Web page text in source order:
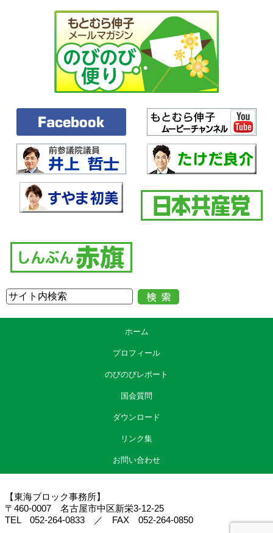
ホーム
プロフィール
のびのびレポート
国会質問
ダウンロード
リンク集
お問い合わせ
【東海ブロック事務所】
〒460-0007 名古屋市中区新栄3-12-25
TEL 052-264-0833 ／ FAX 052-264-0850